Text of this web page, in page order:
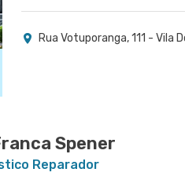
Rua Votuporanga, 111 - Vila
Spener
Reparador